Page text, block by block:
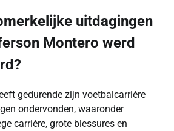
uitdagingen
Montero werd
gedurende zijn voetbalcarrière
ondervonden, waaronder
carrière, grote blessures en